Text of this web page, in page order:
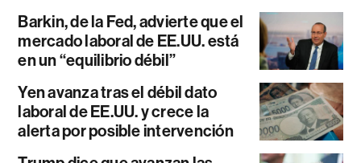
Barkin, de la Fed, advierte que el
mercado laboral de EE.UU. está
en un “equilibrio débil”
Yen avanza tras el débil dato
laboral de EE.UU. y crece la
alerta por posible intervención